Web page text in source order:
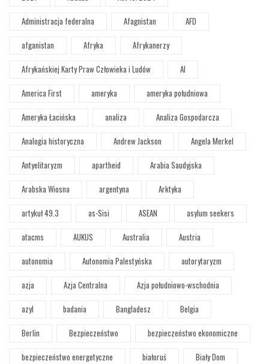
Administracja federalna
Afagnistan
AFD
afganistan
Afryka
Afrykanerzy
Afrykańskiej Karty Praw Człowieka i Ludów
AI
America First
ameryka
ameryka południowa
Ameryka Łacińska
analiza
Analiza Gospodarcza
Analogia historyczna
Andrew Jackson
Angela Merkel
Antyelitaryzm
apartheid
Arabia Saudyjska
Arabska Wiosna
argentyna
Arktyka
artykuł 49.3
as-Sisi ASEAN
asylum seekers
atacms
AUKUS Australia
Austria
autonomia
Autonomia Palestyńska
autorytaryzm
azja
Azja Centralna
Azja południowo-wschodnia
azyl
badania Bangladesz
Belgia
Berlin
Bezpieczeństwo
bezpieczeństwo ekonomiczne
bezpieczeństwo energetyczne
białoruś
Biały Dom